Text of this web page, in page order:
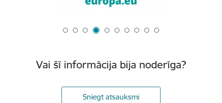
Vai šī informācija bija noderīga?
Sniegt atsauksmi